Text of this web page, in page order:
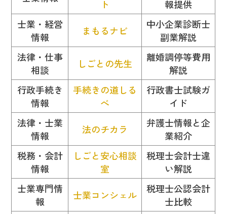
ト
報提供
士業・経営
情報
まもるナビ
中小企業診断士
副業解説
法律・仕事
相談
しごとの先生
離婚調停等費用
解説
行政手続き
情報
手続きの道しる
べ
行政書士試験ガ
イド
法律・士業
情報
法のチカラ
弁護士情報と企
業紹介
税務・会計
情報
しごと安心相談
室
税理士会計士違
い解説
士業専門情
報
士業コンシェル
税理士公認会計
士比較